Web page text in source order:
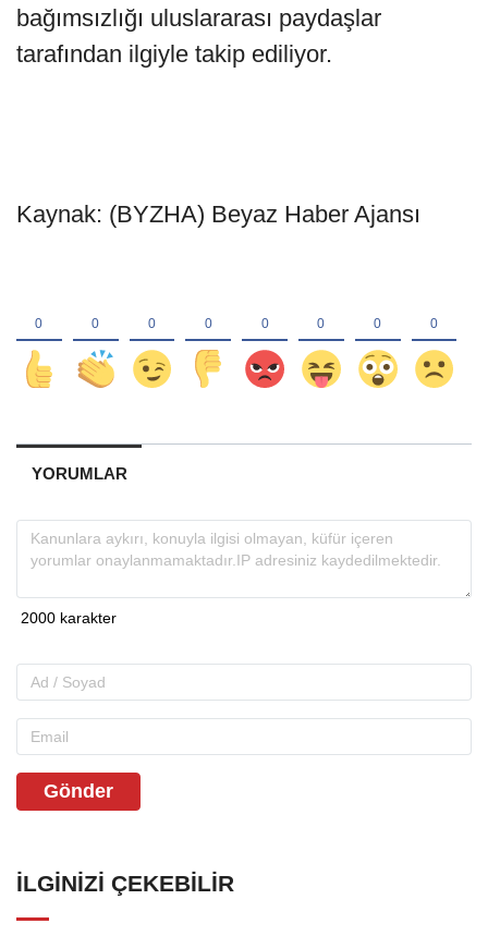
bağımsızlığı uluslararası paydaşlar
tarafından ilgiyle takip ediliyor.
Kaynak: (BYZHA) Beyaz Haber Ajansı
YORUMLAR
Gönder
İLGINIZI ÇEKEBILIR